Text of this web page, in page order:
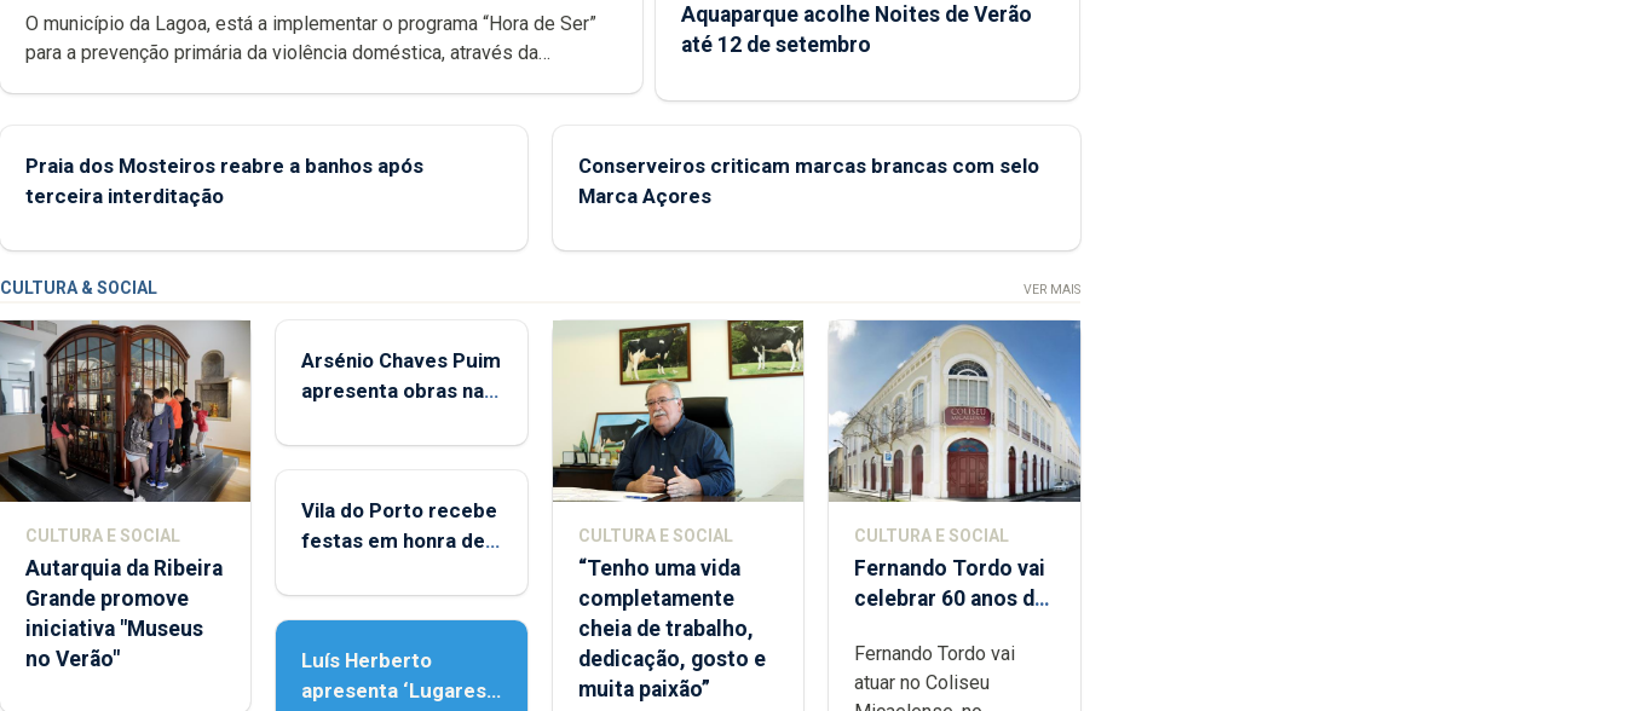
O município da Lagoa, está a implementar o programa “Hora de Ser”
para a prevenção primária da violência doméstica, através da
Aquaparque acolhe Noites de Verão
até 12 de setembro
Praia dos Mosteiros reabre a banhos após
terceira interditação
Conserveiros criticam marcas brancas com selo
Marca Açores
CULTURA & SOCIAL VER MAIS
CULTURA E SOCIAL
Autarquia da Ribeira
Grande promove
iniciativa "Museus
no Verão"
Arsénio Chaves Puim
apresenta obras na
Porto
Vila do Porto recebe
festas em honra de
Assunção
Luís Herberto
apresenta ‘Lugares
CULTURA E SOCIAL
“Tenho uma vida
completamente
cheia de trabalho,
dedicação, gosto e
muita paixão”
CULTURA E SOCIAL
Fernando Tordo vai
celebrar 60 anos de
Micaelense
Fernando Tordo vai
atuar no Coliseu